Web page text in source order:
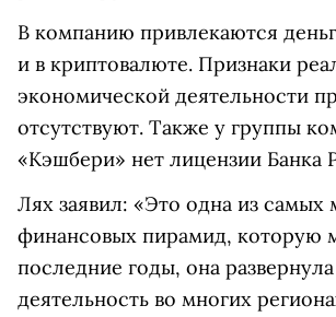
В компанию привлекаются
и в криптовалюте. Признаки
экономической деятельности
отсутствуют. Также у группы
«Кэшбери» нет лицензии Банка
Лях заявил: «Это одна из самых
финансовых пирамид, которую
последние годы, она
деятельность во многих